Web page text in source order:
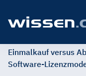
Einmalkauf versus
Software-